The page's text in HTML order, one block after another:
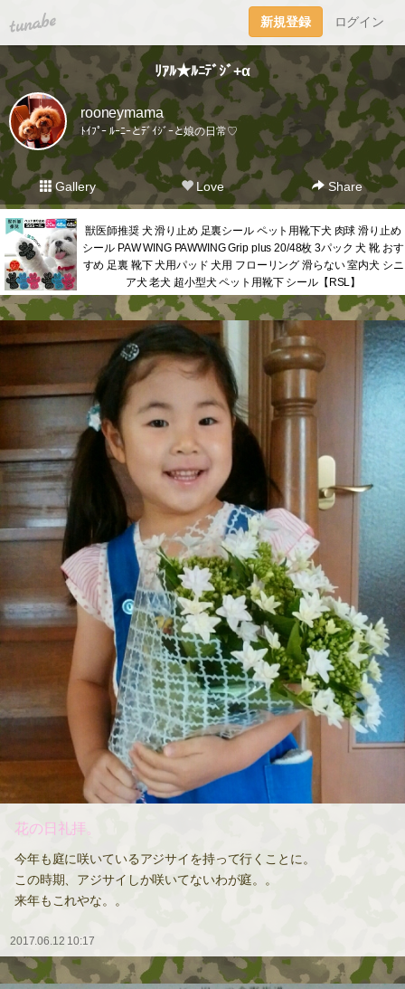
tuna.be 新規登録 ログイン
ﾘｱﾙ★ﾙﾆﾃﾞｼﾞ+α
rooneymama
ﾄｲﾌﾟｰ ﾙｰﾆｰとﾃﾞｲｼﾞｰと娘の日常♡
Gallery Love Share
獣医師推奨 犬 滑り止め 足裏シール ペット用靴下犬 肉球 滑り止め
シール PAW WING PAWWING Grip plus 20/48枚 3パック 犬 靴 おす
すめ 足裏 靴下 犬用パッド 犬用 フローリング 滑らない 室内犬 シニ
ア犬 老犬 超小型犬 ペット用靴下 シール【RSL】
花の日礼拝。
今年も庭に咲いているアジサイを持って行くことに。
この時期、アジサイしか咲いてないわが庭。。
来年もこれやな。。
2017.06.12 10:17